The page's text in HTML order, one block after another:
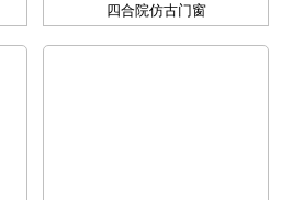
四合院仿古门窗